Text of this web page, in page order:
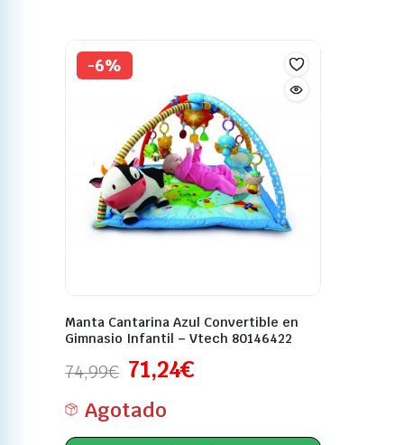
-6%
Manta Cantarina Azul Convertible en
Gimnasio Infantil – Vtech 80146422
74,99€ 71,24€
Agotado